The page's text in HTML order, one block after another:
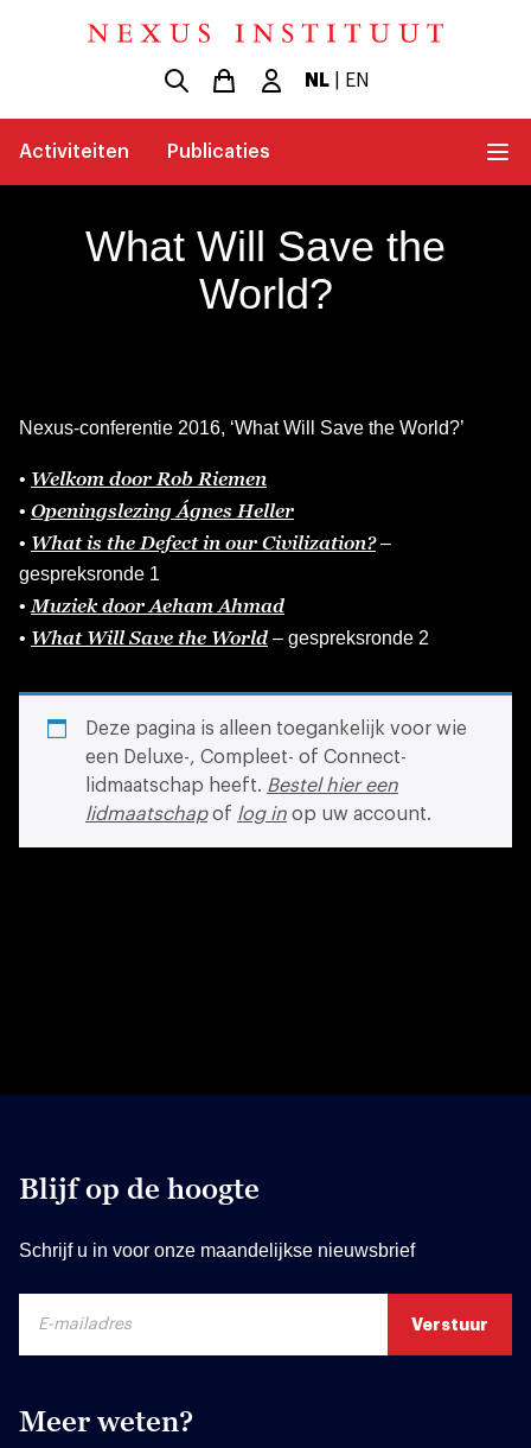
NL| EN
Activiteiten Publicaties
What Will Save the
World?
Nexus-conferentie 2016, ‘What Will Save the World?’
• Welkom door Rob Riemen
• Openingslezing Ágnes Heller
• What is the Defect in our Civilization?–
gespreksronde 1
• Muziek door Aeham Ahmad
• What Will Save the World – gespreksronde 2
Deze pagina is alleen toegankelijk voor wie
een Deluxe-, Compleet- of Connect-
lidmaatschap heeft. Bestel hier een
lidmaatschapof log in op uw account.
Blijf op de hoogte
Schrijf u in voor onze maandelijkse nieuwsbrief
Meer weten?